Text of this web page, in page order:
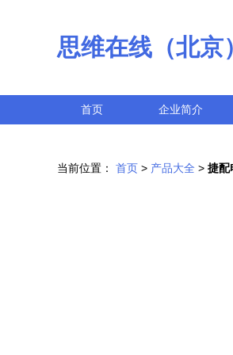
思维在线（北京
首页 企业简介
当前位置： 首页 > 产品大全 > 捷配